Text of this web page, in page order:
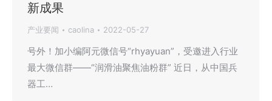
新成果
产业要闻 caolina 2022-05-27
号外！加小编阿元微信号“rhyayuan”，受邀进入行业
最大微信群——“润滑油聚焦油粉群” 近日，从中国兵
器工…